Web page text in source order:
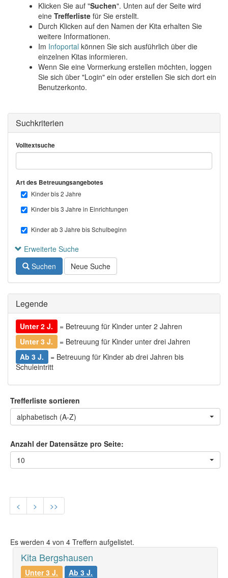
Klicken Sie auf "Suchen". Unten auf der Seite wird
eine Trefferliste für Sie erstellt.
Durch Klicken auf den Namen der Kita erhalten Sie
weitere Informationen.
Im Infoportal können Sie sich ausführlich über die
einzelnen Kitas informieren.
Wenn Sie eine Vormerkung erstellen möchten, loggen
Sie sich über "Login" ein oder erstellen Sie sich dort ein
Benutzerkonto.
Suchkriterien
Volltextsuche
Art des Betreuungsangebotes
Kinder bis 2 Jahre
Kinder bis 3 Jahre in Einrichtungen
Kinder ab 3 Jahre bis Schulbeginn
Erweiterte Suche
Suchen
Neue Suche
Legende
Unter 2 J.
= Betreuung für Kinder unter 2 Jahren
Unter 3 J.
= Betreuung für Kinder unter drei Jahren
Ab 3 J.
= Betreuung für Kinder ab drei Jahren bis
Schuleintritt
Trefferliste sortieren
alphabetisch (A-Z)
Anzahl der Datensätze pro Seite:
10
< > >>
Es werden 4 von 4 Treffern aufgelistet.
Kita Bergshausen
Unter 3 J.
Ab 3 J.